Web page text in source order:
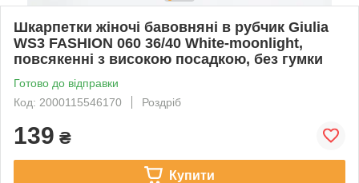
Шкарпетки жіночі бавовняні в рубчик Giulia
WS3 FASHION 060 36/40 White-moonlight,
повсякенні з високою посадкою, без гумки
Готово до відправки
Код: 2000115546170
Роздріб
139 ₴
Купити